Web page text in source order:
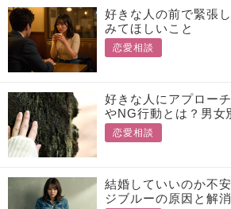
好きな人の前で緊張
みてほしいこと
恋愛相談
好きな人にアプロー
やNG行動とは？男女
恋愛相談
結婚していいのか不
ジブルーの原因と解